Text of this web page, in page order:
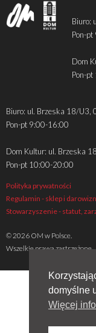
Biuro:
Pon-
Dom
Pon-
Biuro: ul. Brzeska 18/
Pon-pt 9:00-16:00
Dom Kultur: ul. Brzeska
Pon-pt 10:00-20:00
Polityka prywatności
Regulamin - sklep i
Stowarzyszenie - statut,
© 2026 OM w Polsce.
Wszelkie prawa zastrzeżone
domyślne
Więcej